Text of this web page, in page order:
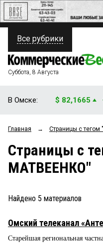
ПОЛИТИКА
ФИНАНСЫ
ОБЩЕСТВО
ЗАКОН
ПРОИСШЕСТВИЯ
СТИЛЬ ЖИЗНИ
Все рубрики
Суббота, 8 Августа
В Омске: $ 82,1665
Главная → Страницы c
Страницы c
МАТВЕЕНКО"
Найдено 5 материалов
Омский телеканал
Старейшая региональная